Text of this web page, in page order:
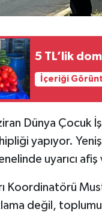
5 TL’lik
İçeriği
Dünya Çocuk
yapıyor.
uyarıcı
Koordinatörü
değil,